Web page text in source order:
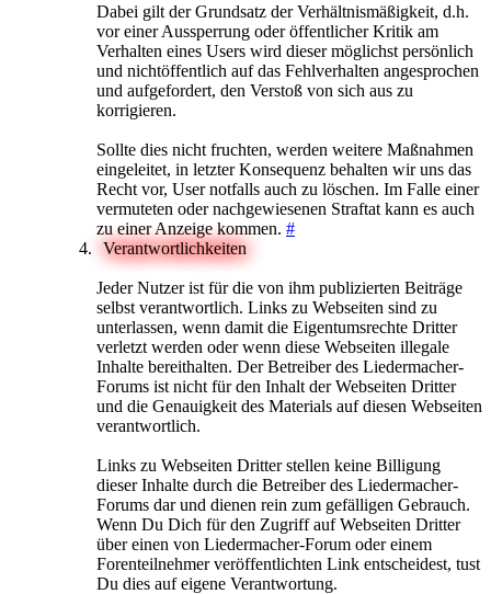
Dabei gilt der Grundsatz der Verhältnismäßigkeit, d.h.
vor einer Aussperrung oder öffentlicher Kritik am
Verhalten eines Users wird dieser möglichst persönlich
und nichtöffentlich auf das Fehlverhalten angesprochen
und aufgefordert, den Verstoß von sich aus zu
korrigieren.
Sollte dies nicht fruchten, werden weitere Maßnahmen
eingeleitet, in letzter Konsequenz behalten wir uns das
Recht vor, User notfalls auch zu löschen. Im Falle einer
vermuteten oder nachgewiesenen Straftat kann es auch
zu einer Anzeige kommen. #
Verantwortlichkeiten
Jeder Nutzer ist für die von ihm publizierten Beiträge
selbst verantwortlich. Links zu Webseiten sind zu
unterlassen, wenn damit die Eigentumsrechte Dritter
verletzt werden oder wenn diese Webseiten illegale
Inhalte bereithalten. Der Betreiber des Liedermacher-
Forums ist nicht für den Inhalt der Webseiten Dritter
und die Genauigkeit des Materials auf diesen Webseiten
verantwortlich.
Links zu Webseiten Dritter stellen keine Billigung
dieser Inhalte durch die Betreiber des Liedermacher-
Forums dar und dienen rein zum gefälligen Gebrauch.
Wenn Du Dich für den Zugriff auf Webseiten Dritter
über einen von Liedermacher-Forum oder einem
Forenteilnehmer veröffentlichten Link entscheidest, tust
Du dies auf eigene Verantwortung.